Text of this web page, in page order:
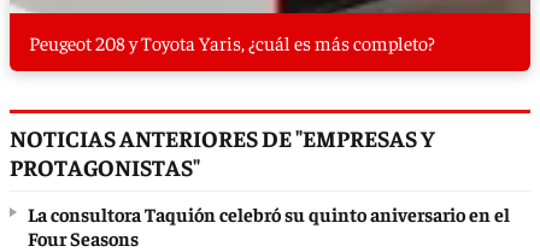
Peugeot 208 y Toyota Yaris, ¿cuál es más completo?
NOTICIAS ANTERIORES DE "EMPRESAS Y
PROTAGONISTAS"
La consultora Taquión celebró su quinto aniversario en el
Four Seasons